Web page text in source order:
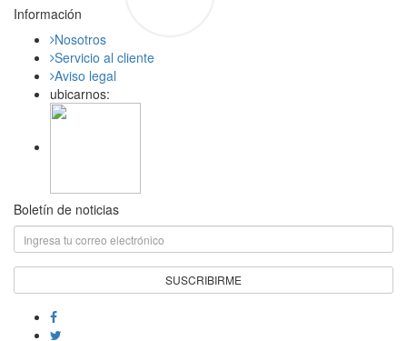
Información
Nosotros
Servicio al cliente
Aviso legal
ubicarnos:
Boletín de noticias